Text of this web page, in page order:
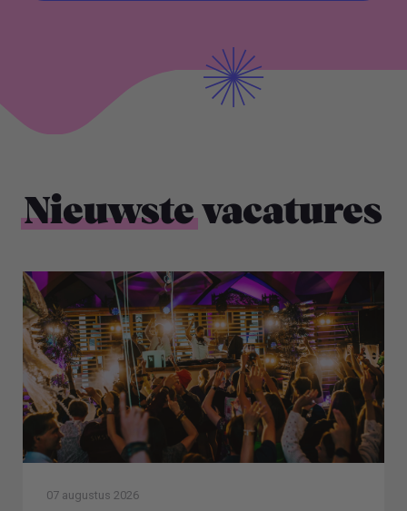
Nieuwstevacatures
07 augustus 2026